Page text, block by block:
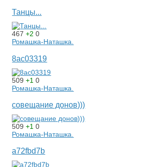
Танцы...
467+20
Ромашка-Наташка.
8ac03319
509+10
Ромашка-Наташка.
совещание донов)))
509+10
Ромашка-Наташка.
a72fbd7b